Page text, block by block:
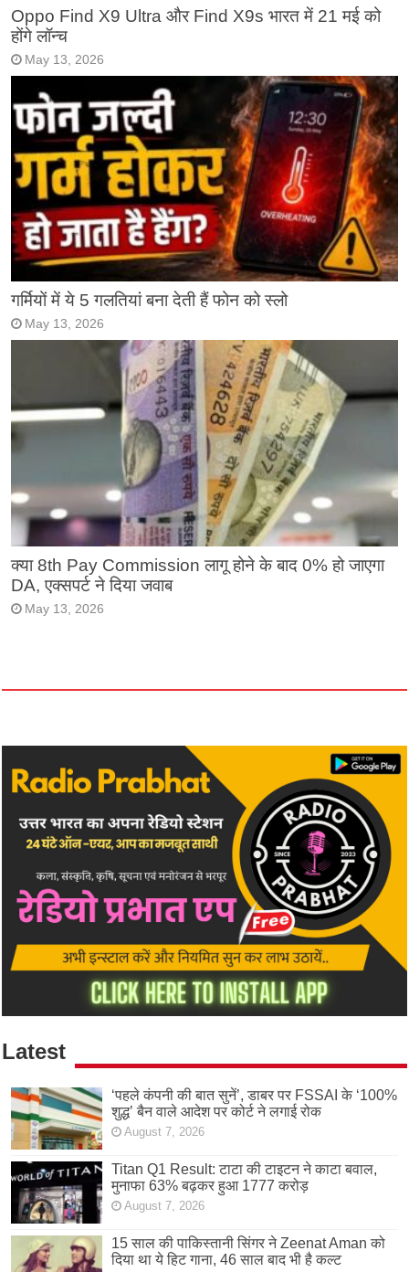
Oppo Find X9 Ultra और Find X9s भारत में 21 मई को
होंगे लॉन्च
May 13, 2026
गर्मियों में ये 5 गलतियां बना देती हैं फोन को स्लो
May 13, 2026
क्या 8th Pay Commission लागू होने के बाद 0% हो जाएगा
DA, एक्सपर्ट ने दिया जवाब
May 13, 2026
Latest
‘पहले कंपनी की बात सुनें’, डाबर पर FSSAI के ‘100%
शुद्ध’ बैन वाले आदेश पर कोर्ट ने लगाई रोक
August 7, 2026
Titan Q1 Result: टाटा की टाइटन ने काटा बवाल,
मुनाफा 63% बढ़कर हुआ 1777 करोड़
August 7, 2026
15 साल की पाकिस्तानी सिंगर ने Zeenat Aman को
दिया था ये हिट गाना, 46 साल बाद भी है कल्ट